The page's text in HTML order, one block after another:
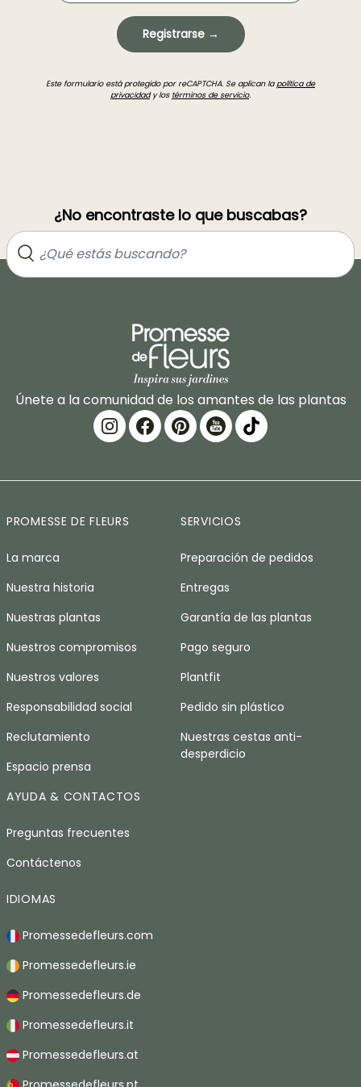
Registrarse →
Este formulario está protegido por reCAPTCHA. Se aplican la política de
privacidady los términos de servicio.
¿No encontraste lo que buscabas?
Únete a la comunidad de los amantes de las plantas
PROMESSE DE FLEURS
La marca
Nuestra historia
Nuestras plantas
Nuestros compromisos
Nuestros valores
Responsabilidad social
Reclutamiento
Espacio prensa
SERVICIOS
Preparación de pedidos
Entregas
Garantía de las plantas
Pago seguro
Plantfit
Pedido sin plástico
Nuestras cestas anti-
desperdicio
AYUDA & CONTACTOS
Preguntas frecuentes
Contáctenos
IDIOMAS
Promessedefleurs.com
Promessedefleurs.ie
Promessedefleurs.de
Promessedefleurs.it
Promessedefleurs.at